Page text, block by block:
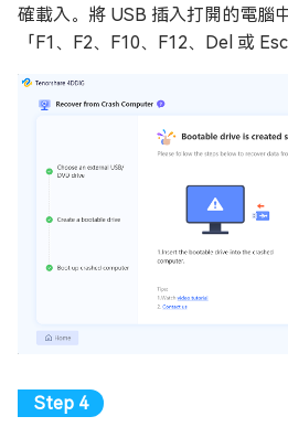
確載入。將 USB 插入打開的電腦
「F1、F2、F10、F12、Del 或